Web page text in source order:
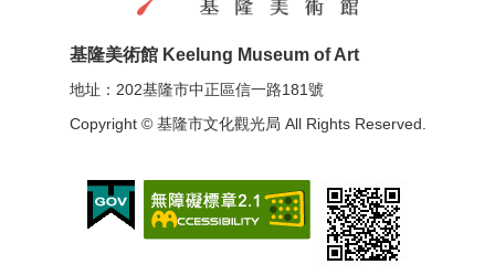
基隆美術館 Keelung Museum of Art
地址：202基隆市中正區信一路181號
Copyright © 基隆市文化觀光局 All Rights Reserved.